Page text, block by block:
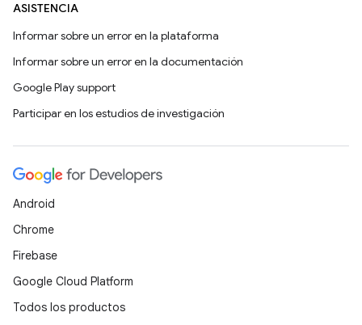
ASISTENCIA
Informar sobre un error en la plataforma
Informar sobre un error en la documentación
Google Play support
Participar en los estudios de investigación
Android
Chrome
Firebase
Google Cloud Platform
Todos los productos